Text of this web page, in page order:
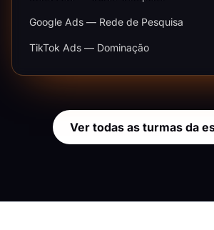
Google Ads — Rede de Pesquisa
TikTok Ads — Dominação
Ver todas as turmas da